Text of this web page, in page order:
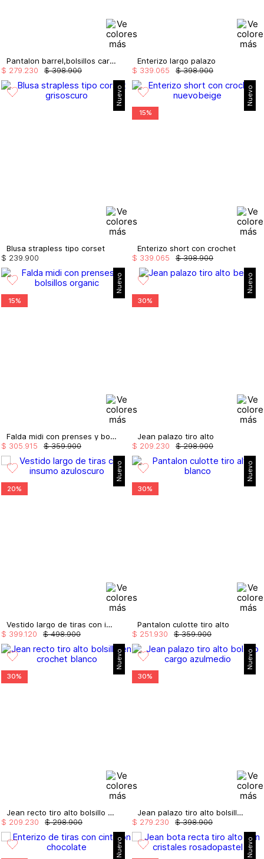
Pantalon barrel,bolsillos cargo
$ 398.900
$ 279 230
Enterizo largo palazo
$ 398.900
$ 339 065
Nuevo
Blusa strapless tipo corset
$ 239.900
Nuevo
15%
Enterizo short con crochet
$ 398.900
$ 339.065
Nuevo
15%
Falda midi con prenses y bolsillos
$ 359.900
$ 305 915
Nuevo
30%
Jean palazo tiro alto
$ 298.900
$ 209 230
Nuevo
20%
Vestido largo de tiras con insumo
$ 498.900
$ 399120
Nuevo
30%
Pantalon culotte tiro alto
$ 359.900
$ 251 930
Nuevo
30%
Jean recto tiro alto bolsillo en crochet
$ 298.900
$ 209 230
Nuevo
30%
Jean palazo tiro alto bolsillo cargo
$ 398.900
$ 279 230
Nuevo Nuevo